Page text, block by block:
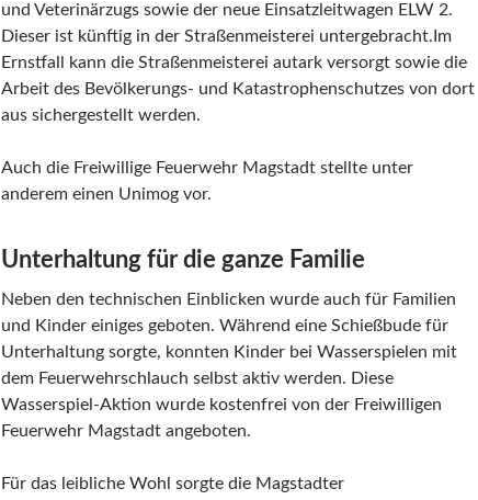
und Veterinärzugs sowie der neue Einsatzleitwagen ELW 2.
Dieser ist künftig in der Straßenmeisterei untergebracht.Im
Ernstfall kann die Straßenmeisterei autark versorgt sowie die
Arbeit des Bevölkerungs- und Katastrophenschutzes von dort
aus sichergestellt werden.
Auch die Freiwillige Feuerwehr Magstadt stellte unter
anderem einen Unimog vor.
Unterhaltung für die ganze Familie
Neben den technischen Einblicken wurde auch für Familien
und Kinder einiges geboten. Während eine Schießbude für
Unterhaltung sorgte, konnten Kinder bei Wasserspielen mit
dem Feuerwehrschlauch selbst aktiv werden. Diese
Wasserspiel-Aktion wurde kostenfrei von der Freiwilligen
Feuerwehr Magstadt angeboten.
Für das leibliche Wohl sorgte die Magstadter